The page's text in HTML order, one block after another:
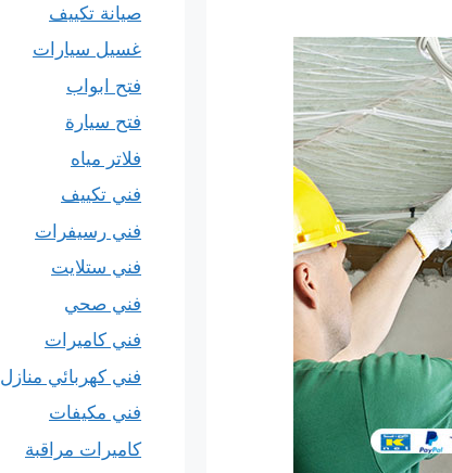
صيانة تكييف
غسيل سيارات
فتح ابواب
فتح سيارة
فلاتر مياه
فني تكييف
فني رسيفرات
فني ستلايت
فني صحي
فني كاميرات
فني كهربائي منازل
فني مكيفات
كاميرات مراقبة